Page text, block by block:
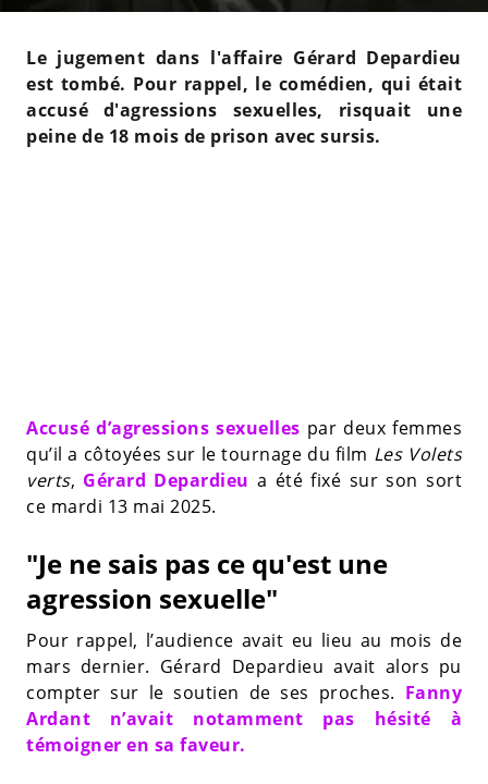
Le jugement dans l'affaire Gérard Depardieu
est tombé. Pour rappel, le comédien, qui était
accusé d'agressions sexuelles, risquait une
peine de 18 mois de prison avec sursis.
Accusé d’agressions sexuelles par deux femmes
qu’il a côtoyées sur le tournage du film Les Volets
verts, Gérard Depardieu a été fixé sur son sort
ce mardi 13 mai 2025.
"Je ne sais pas ce qu'est une
agression sexuelle"
Pour rappel, l’audience avait eu lieu au mois de
mars dernier. Gérard Depardieu avait alors pu
compter sur le soutien de ses proches. Fanny
Ardant n’avait notamment pas hésité à
témoigner en sa faveur.